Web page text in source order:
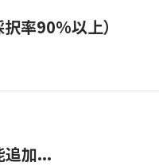
率90%以上）
追加...